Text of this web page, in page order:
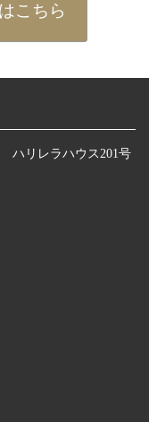
こちら
ハリレラハウス201号